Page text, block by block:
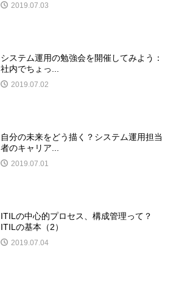
2019.07.03
システム運用の勉強会を開催してみよう：
社内でちょっ...
2019.07.02
自分の未来をどう描く？システム運用担当
者のキャリア...
2019.07.01
ITILの中心的プロセス、構成管理って？
ITILの基本（2）
2019.07.04